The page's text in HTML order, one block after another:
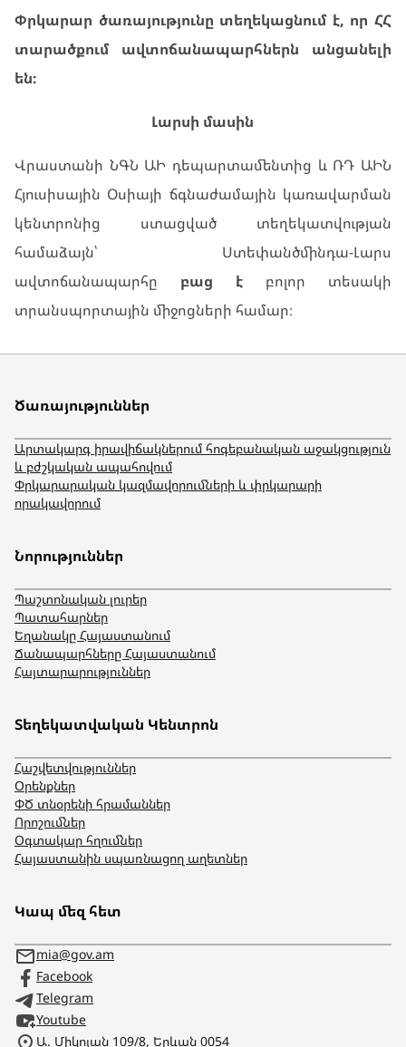
Փրկարար ծառայությունը տեղեկացնում է, որ ՀՀ
տարածքում ավտոճանապարհներն անցանելի
են։
Լարսի մասին
Վրաստանի ՆԳՆ ԱԻ դեպարտամենտից և ՌԴ ԱԻՆ
Հյուսիսային Օսիայի ճգնաժամային կառավարման
կենտրոնից ստացված տեղեկատվության
համաձայն՝ Ստեփանծմինդա-Լարս
ավտոճանապարհը բաց էբոլոր տեսակի
տրանսպորտային միջոցների համար։
Ծառայություններ
Արտակարգ իրավիճակներում հոգեբանական աջակցություն
և բժշկական ապահովում
Փրկարարական կազմավորումների և փրկարարի
որակավորում
Նորություններ
Պաշտոնական լուրեր
Պատահարներ
Եղանակը Հայաստանում
Ճանապարհները Հայաստանում
Հայտարարություններ
Տեղեկատվական Կենտրոն
Հաշվետվություններ
Օրենքներ
ՓԾ տնօրենի հրամաններ
Որոշումներ
Օգտակար հղումներ
Հայաստանին սպառնացող աղետներ
Կապ մեզ հետ
mia@gov.am
Facebook
Telegram
Youtube
Ա. Միկոյան 109/8, Երևան 0054